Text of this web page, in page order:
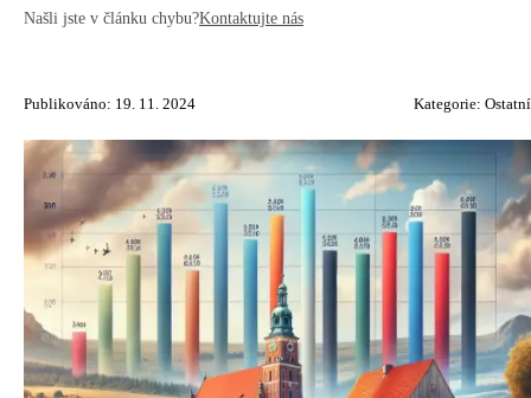
Našli jste v článku chybu?Kontaktujte nás
Publikováno: 19. 11. 2024 Kategorie: Ostatní